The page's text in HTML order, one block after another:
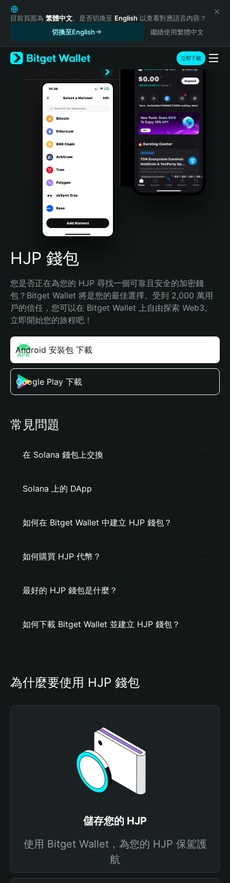
English
日本語
Русский
Español (Latinoamérica)
Türkçe
Português (Portugal)
Bahasa Indonesia
Português (Brasil)
Español (Argentina)
目前頁面為 繁體中文。是否切換至 English 以查看對應語言內容？
切換至English
繼續使用繁體中文
立即下載
HJP 錢包
您是否正在為您的 HJP 尋找一個可靠且安全的加密錢
包？Bitget Wallet 將是您的最佳選擇。受到 2,000 萬用
戶的信任，您可以在 Bitget Wallet 上自由探索 Web3。
立即開始您的旅程吧！
Android 安裝包 下載
Google Play 下載
常見問題
在 Solana 錢包上交換
Solana 上的 DApp
如何在 Bitget Wallet 中建立 HJP 錢包？
如何購買 HJP 代幣？
最好的 HJP 錢包是什麼？
如何下載 Bitget Wallet 並建立 HJP 錢包？
為什麼要使用 HJP 錢包
儲存您的 HJP
使用 Bitget Wallet，為您的 HJP 保駕護
航